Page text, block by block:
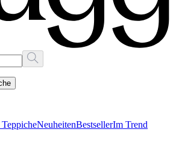
NeuheitenBestsellerIm Trend